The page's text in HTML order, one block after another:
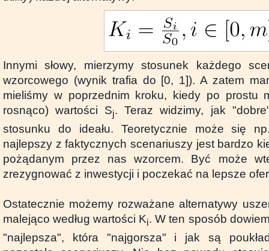
Innymi słowy, mierzymy stosunek każdego
wzorcowego (wynik trafia do [0, 1]). A zatem
mieliśmy w poprzednim kroku, kiedy po prostu
rosnąco) wartości Sj. Teraz widzimy, jak
stosunku do ideału. Teoretycznie może się
najlepszy z faktycznych scenariuszy jest bardzo
pożądanym przez nas wzorcem. Być może
zrezygnować z inwestycji i poczekać na lepsze
Ostatecznie możemy rozważane alternatywy
malejąco według wartości Ki. W ten sposób
"najlepsza", która "najgorsza" i jak są